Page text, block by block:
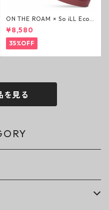
ON THE ROAM × So iLL Eco
Camo Wino ライフスタイル
シューズ カモ オンザローム ジ
ェイソンモモア OTR スニーカ
ー
¥8,580
35%OFF
を見る